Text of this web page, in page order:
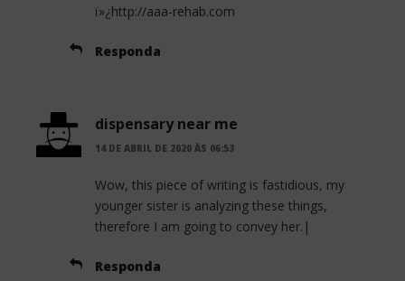
ï»¿http://aaa-rehab.com
Responda
dispensary near me
14 DE ABRIL DE 2020 ÀS 06:53
Wow, this piece of writing is fastidious, my
younger sister is analyzing these things,
therefore I am going to convey her.|
Responda